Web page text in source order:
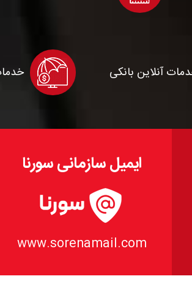
آنلاین بانکی
ایمیل سازمانی سورنا
www.sorenamail.com